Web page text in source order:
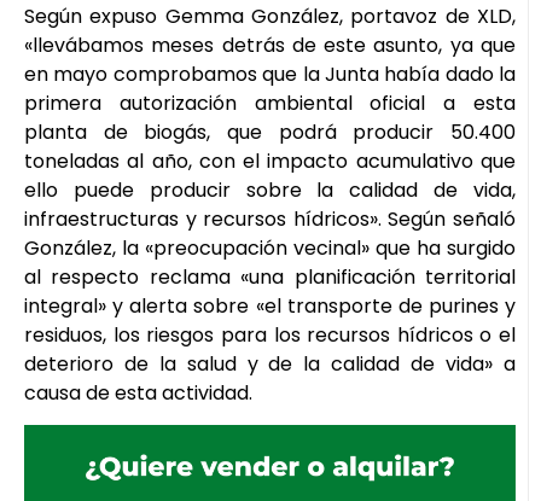
Según expuso Gemma González, portavoz de XLD,
«llevábamos meses detrás de este asunto, ya que
en mayo comprobamos que la Junta había dado la
primera autorización ambiental oficial a esta
planta de biogás, que podrá producir 50.400
toneladas al año, con el impacto acumulativo que
ello puede producir sobre la calidad de vida,
infraestructuras y recursos hídricos». Según señaló
González, la «preocupación vecinal» que ha surgido
al respecto reclama «una planificación territorial
integral» y alerta sobre «el transporte de purines y
residuos, los riesgos para los recursos hídricos o el
deterioro de la salud y de la calidad de vida» a
causa de esta actividad.